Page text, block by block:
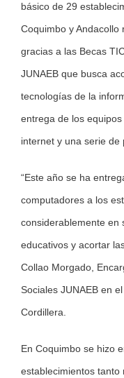
Image
básico de 29
Coquimbo y
gracias a las Becas
JUNAEB que busca
tecnologías de la
entrega de los
internet y una serie
“Este año se ha
computadores a los
considerablemente en
educativos y acortar
Collao Morgado,
Sociales JUNAEB en
Cordillera.
En Coquimbo se hizo
establecimientos tanto